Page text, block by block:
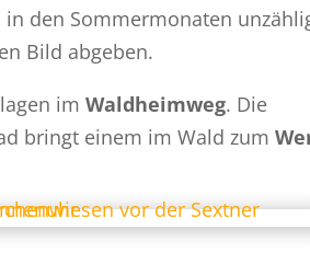
in den Sommermonaten
Bild abgeben.
imWaldheimweg. Die
bringt einem im Wald zum